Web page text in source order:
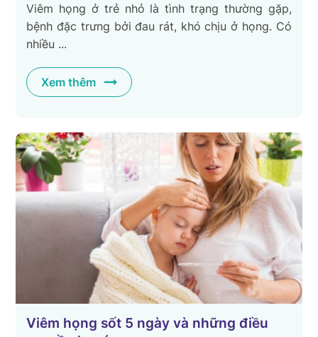
Viêm họng ở trẻ nhỏ là tình trạng thường gặp,
bệnh đặc trưng bởi đau rát, khó chịu ở họng. Có
nhiều ...
Xem thêm
Viêm họng sốt 5 ngày và những điều